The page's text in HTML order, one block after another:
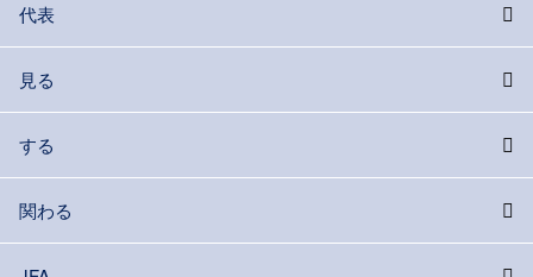
代表
見る
する
関わる